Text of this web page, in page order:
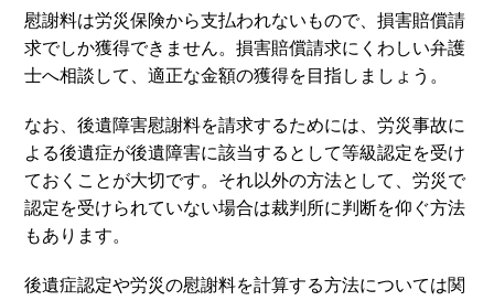
慰謝料は労災保険から支払われないもので、損害賠償請
求でしか獲得できません。損害賠償請求にくわしい弁護
士へ相談して、適正な金額の獲得を目指しましょう。
なお、後遺障害慰謝料を請求するためには、労災事故に
よる後遺症が後遺障害に該当するとして等級認定を受け
ておくことが大切です。それ以外の方法として、労災で
認定を受けられていない場合は裁判所に判断を仰ぐ方法
もあります。
後遺症認定や労災の慰謝料を計算する方法については関